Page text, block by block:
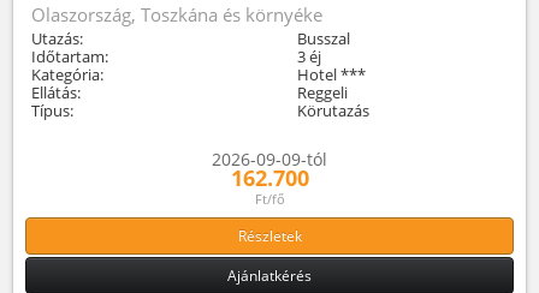
Olaszország, Toszkána és környéke
Utazás:
Busszal
Időtartam:
3 éj
Kategória:
Hotel ***
Ellátás:
Reggeli
Típus:
Körutazás
2026-09-09-tól
162.700
Ft/fő
Részletek
Ajánlatkérés